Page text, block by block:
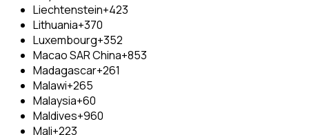
Liechtenstein+423
Lithuania+370
Luxembourg+352
Macao SAR China+853
Madagascar+261
Malawi+265
Malaysia+60
Maldives+960
Mali+223